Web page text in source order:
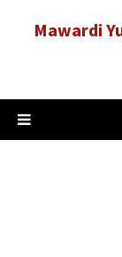
Mawardi